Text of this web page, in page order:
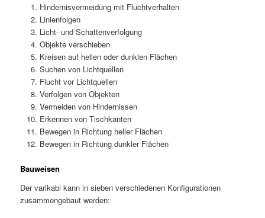
Hindernisvermeidung mit Fluchtverhalten
Linienfolgen
Licht- und Schattenverfolgung
Objekte verschieben
Kreisen auf hellen oder dunklen Flächen
Suchen von Lichtquellen
Flucht vor Lichtquellen
Verfolgen von Objekten
Vermeiden von Hindernissen
Erkennen von Tischkanten
Bewegen in Richtung heller Flächen
Bewegen in Richtung dunkler Flächen
Bauweisen
Der varikabi kann in sieben verschiedenen Konfigurationen
zusammengebaut werden: